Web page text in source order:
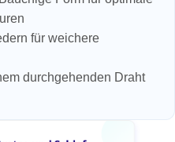
für weichere
durchgehenden Draht